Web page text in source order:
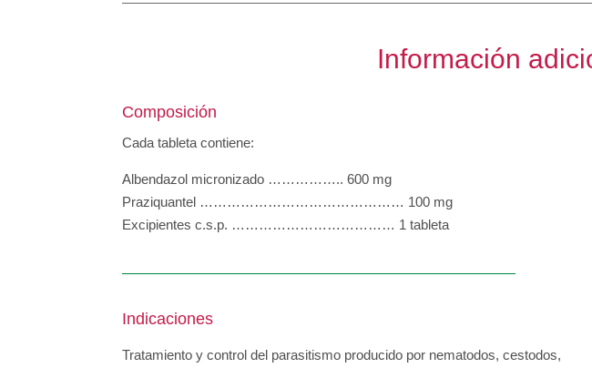
Información
Composición
Cada tableta contiene:
Albendazol micronizado …………….. 600 mg
Praziquantel ……………………………………… 100 mg
Excipientes c.s.p. ……………………………… 1 tableta
Indicaciones
Tratamiento y control del parasitismo producido por nematodos, cestodos,